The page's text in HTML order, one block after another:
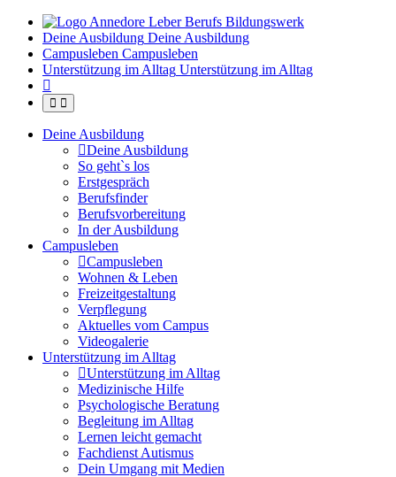
Deine Ausbildung Deine Ausbildung
Campusleben Campusleben
Unterstützung im Alltag Unterstützung im Alltag
Deine Ausbildung
Deine Ausbildung
So geht`s los
Erstgespräch
Berufsfinder
Berufsvorbereitung
In der Ausbildung
Campusleben
Campusleben
Wohnen & Leben
Freizeitgestaltung
Verpflegung
Aktuelles vom Campus
Videogalerie
Unterstützung im Alltag
Unterstützung im Alltag
Medizinische Hilfe
Psychologische Beratung
Begleitung im Alltag
Lernen leicht gemacht
Fachdienst Autismus
Dein Umgang mit Medien